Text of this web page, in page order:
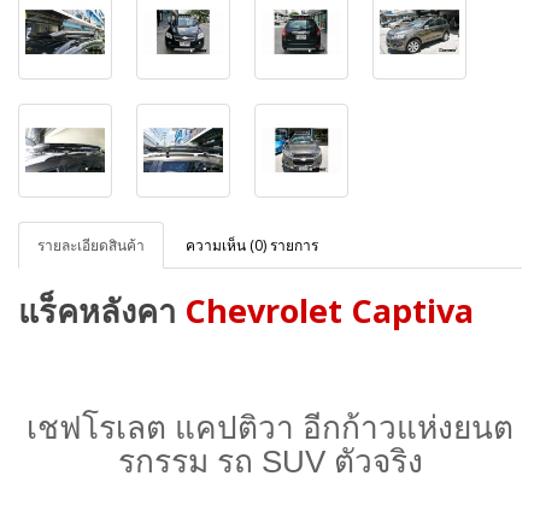
รายละเอียดสินค้า ความเห็น (0) รายการ
แร็คหลังคา Chevrolet Captiva
เชฟโรเลต แคปติวา อีกก้าวแห่งยนต
รกรรม รถ SUV ตัวจริง